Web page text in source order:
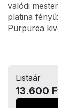
valódi
platina
Purpurea
Listaár
13.600